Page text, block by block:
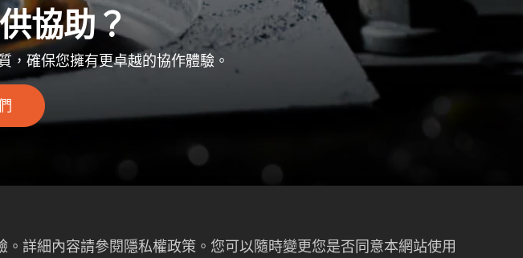
協助？
，確保您擁有更卓越的協作體驗。
詳細內容請參閱隱私權政策。您可以隨時變更您是否同意本網站使用